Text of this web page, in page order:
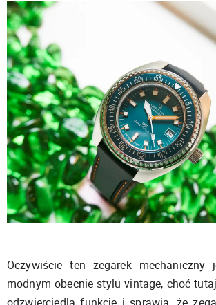
Oczywiście ten zegarek mechaniczny
modnym obecnie stylu vintage, choć